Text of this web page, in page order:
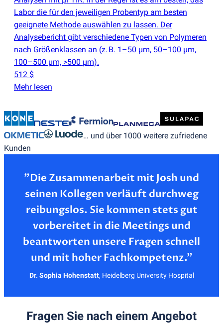
Labor die für den jeweiligen Probentyp am besten
geeignete Methode auswählen zu lassen. Der
Analysebericht gibt verschiedene Typen von Polymeren
nach Größenklassen an (z. B. 1–50 µm, 50–100 µm,
100–500 µm, >500 µm).
512 $
Mehr lesen
… und über 1000 weitere zufriedene
Kunden
”Die Zusammenarbeit mit Josh und
seinen Kollegen verläuft durchweg
reibungslos. Sie kommen stets gut
vorbereitet in die Meetings und
beantworten unsere Fragen schnell
Dr. Sophia Hohenstatt, Heidelberg University Hospital
Fragen Sie nach einem Angebot